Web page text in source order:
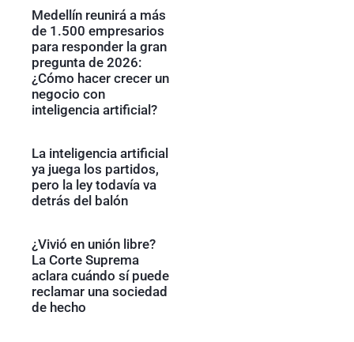
Medellín reunirá a más
de 1.500 empresarios
para responder la gran
pregunta de 2026:
¿Cómo hacer crecer un
negocio con
inteligencia artificial?
La inteligencia artificial
ya juega los partidos,
pero la ley todavía va
detrás del balón
¿Vivió en unión libre?
La Corte Suprema
aclara cuándo sí puede
reclamar una sociedad
de hecho